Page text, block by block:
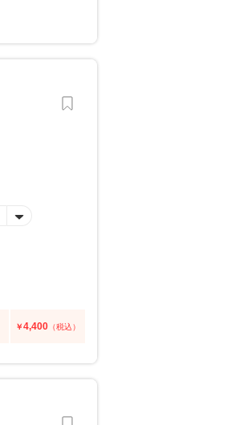
￥4,400 （税込）